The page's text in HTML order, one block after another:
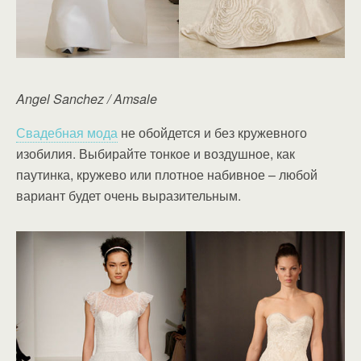
Angel Sanchez / Amsale
Свадебная мода не обойдется и без кружевного
изобилия. Выбирайте тонкое и воздушное, как
паутинка, кружево или плотное набивное – любой
вариант будет очень выразительным.